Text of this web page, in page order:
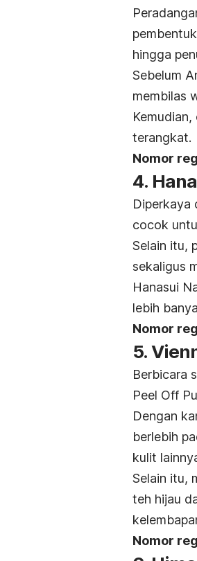
hingga
Sebelum
membilas
terangkat.
Nomor
4.
Diperkaya
cocok
Selain itu,
sekaligus
Hanasui
lebih
Nomor
5.
Berbicara
Peel Off
Dengan
berlebih
kulit
Selain itu,
teh hijau
Nomor